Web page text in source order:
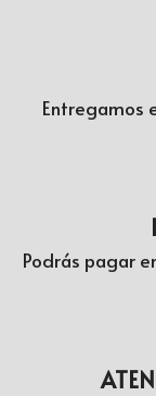
Entregamos
Podrás pagar